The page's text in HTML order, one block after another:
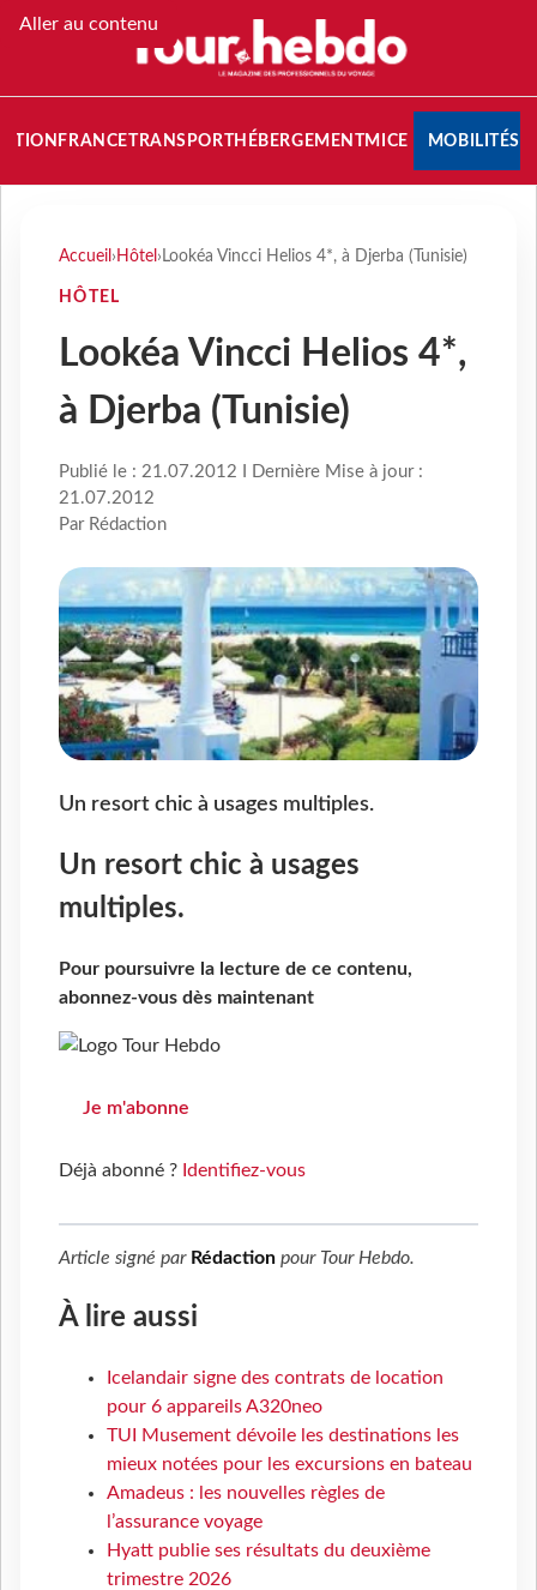
Aller au contenu
FRANCETRANSPORT HÉBERGEMENTMICE MOBILITÉS
Accueil › Hôtel › Lookéa Vincci Helios 4*, à Djerba (Tunisie)
HÔTEL
Lookéa Vincci Helios 4*,
à Djerba (Tunisie)
Publié le : 21.07.2012 I Dernière Mise à jour :
21.07.2012
Par Rédaction
Un resort chic à usages multiples.
Un resort chic à usages
multiples.
Pour poursuivre la lecture de ce contenu,
abonnez-vous dès maintenant
Je m'abonne
Déjà abonné ? Identifiez-vous
Article signé par Rédaction pour Tour Hebdo.
À lire aussi
Icelandair signe des contrats de location
pour 6 appareils A320neo
TUI Musement dévoile les destinations les
mieux notées pour les excursions en bateau
Amadeus : les nouvelles règles de
l’assurance voyage
Hyatt publie ses résultats du deuxième
trimestre 2026